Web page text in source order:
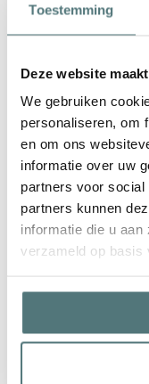
Toestemming
Deze website
We gebruiken
personaliseren, om
en om ons
informatie over uw
partners voor
partners kunnen
informatie die u
verzameld op basis
bedrijf
tijdloos
Er is
De